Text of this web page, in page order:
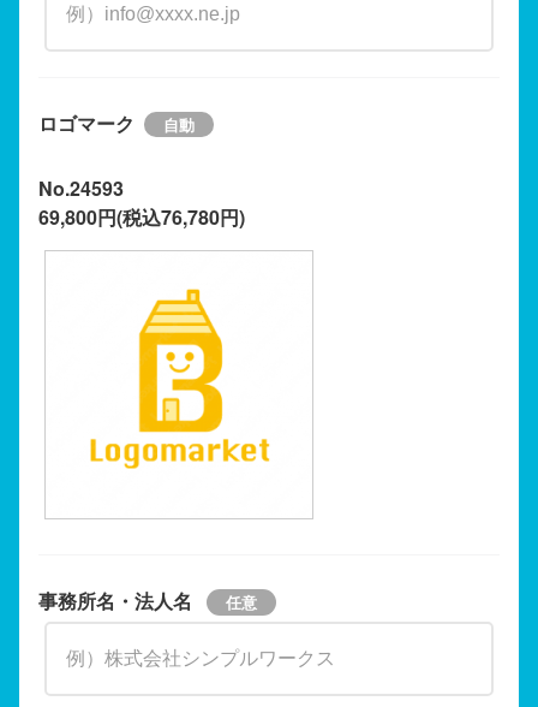
ロゴマーク
No.24593
69,800円(税込76,780円)
事務所名・法人名